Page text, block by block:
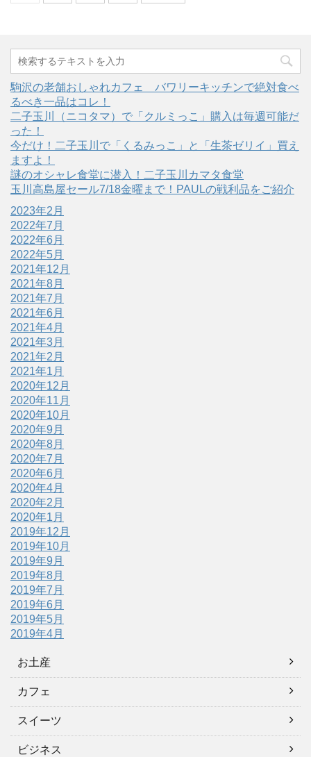
駒沢の老舗おしゃれカフェ バワリーキッチンで絶対食べ
るべき一品はコレ！
二子玉川（ニコタマ）で「クルミっこ」購入は毎週可能だ
った！
今だけ！二子玉川で「くるみっこ」と「生茶ゼリイ」買え
ますよ！
謎のオシャレ食堂に潜入！二子玉川カマタ食堂
玉川高島屋セール7/18金曜まで！PAULの戦利品をご紹介
2023年2月
2022年7月
2022年6月
2022年5月
2021年12月
2021年8月
2021年7月
2021年6月
2021年4月
2021年3月
2021年2月
2021年1月
2020年12月
2020年11月
2020年10月
2020年9月
2020年8月
2020年7月
2020年6月
2020年4月
2020年2月
2020年1月
2019年12月
2019年10月
2019年9月
2019年8月
2019年7月
2019年6月
2019年5月
2019年4月
お土産
カフェ
スイーツ
ビジネス